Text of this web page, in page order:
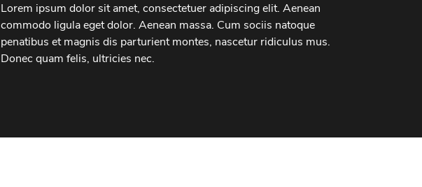
Lorem ipsum dolor sit amet, consectetuer adipiscing elit. Aenean
commodo ligula eget dolor. Aenean massa. Cum sociis natoque
penatibus et magnis dis parturient montes, nascetur ridiculus mus.
Donec quam felis, ultricies nec.